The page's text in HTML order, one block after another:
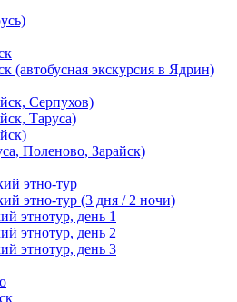
(автобусная экскурсия в Ядрин)
Серпухов)
Таруса)
Поленово, Зарайск)
этно-тур
этно-тур (3 дня / 2 ночи)
этнотур, день 1
этнотур, день 2
этнотур, день 3